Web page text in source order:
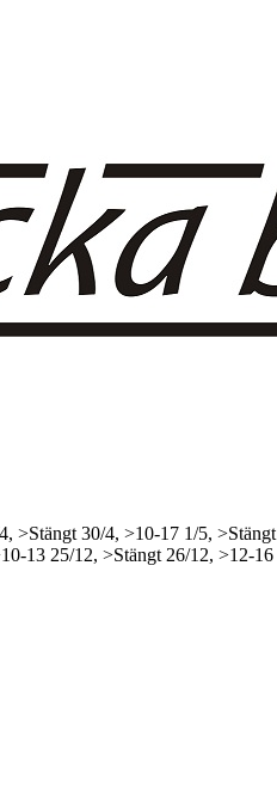
>Stängt 30/4, >10-17 1/5, >Stängt
13 25/12, >Stängt 26/12, >12-16